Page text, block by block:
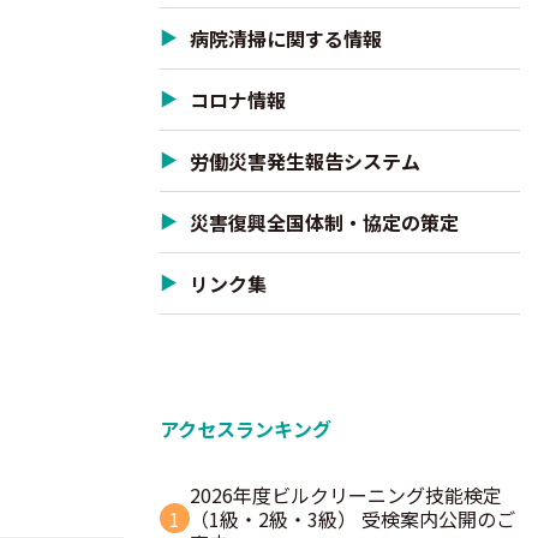
病院清掃に関する情報
コロナ情報
労働災害発生報告システム
災害復興全国体制・協定の策定
リンク集
アクセスランキング
1
2026年度ビルクリーニング技能検定
（1級・2級・3級） 受検案内公開のご